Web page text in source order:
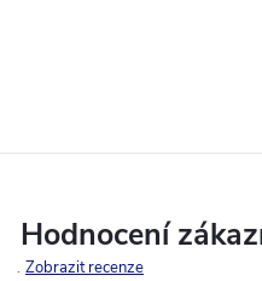
Hodnocení
Zobrazit recenze